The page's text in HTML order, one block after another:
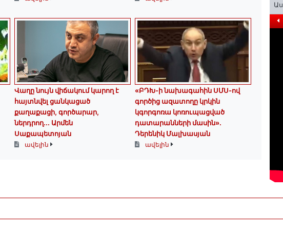
Վաղը նույն վիճակում կարող է
հայտնվել ցանկացած
քաղաքացի, գործարար,
ներդրող.․․ Արմեն
Սաքապետոյան
ավելին
«ԲԴԽ-ի նախագահին ՍՄՍ-ով
գործից ազատողը կրկին
կգորգոռա կոռուպացված
դատարանների մասին».
Դերենիկ Մալխասյան
ավելին